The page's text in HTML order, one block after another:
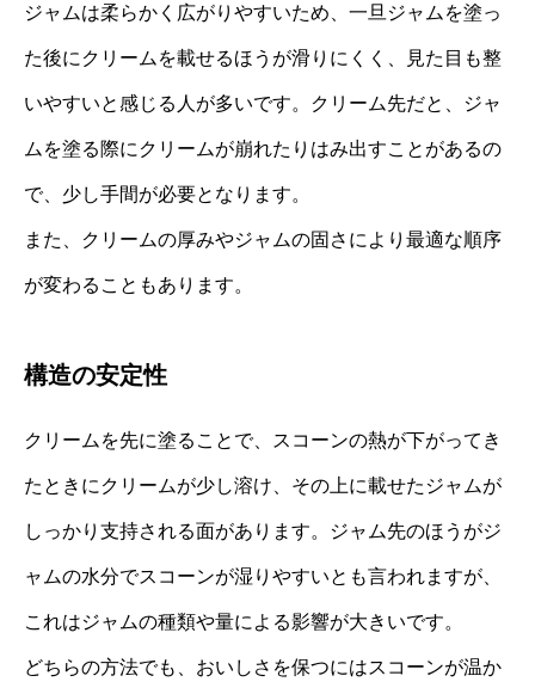
ジャムは柔らかく広がりやすいため、一旦ジャムを塗っ
た後にクリームを載せるほうが滑りにくく、見た目も整
いやすいと感じる人が多いです。クリーム先だと、ジャ
ムを塗る際にクリームが崩れたりはみ出すことがあるの
で、少し手間が必要となります。
また、クリームの厚みやジャムの固さにより最適な順序
が変わることもあります。
構造の安定性
クリームを先に塗ることで、スコーンの熱が下がってき
たときにクリームが少し溶け、その上に載せたジャムが
しっかり支持される面があります。ジャム先のほうがジ
ャムの水分でスコーンが湿りやすいとも言われますが、
これはジャムの種類や量による影響が大きいです。
どちらの方法でも、おいしさを保つにはスコーンが温か